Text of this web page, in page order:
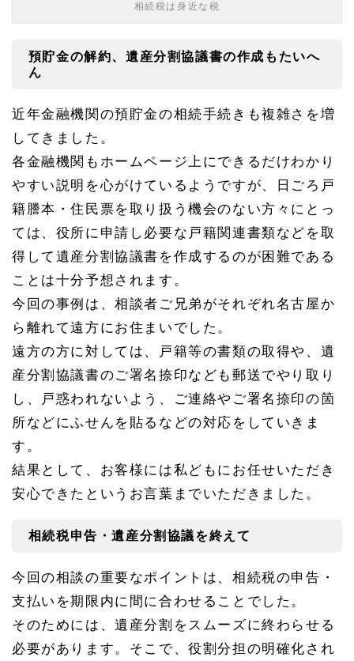
案内
（名
区・
緑
区）
1.
3.
1
千種
区の
のご
相談
は千
種・
オフ
ィス
へ
1.
3.
緑
区の
のご
は緑
オフ
へ
1.
3.
3
屋駅
相続税は身近な税
預貯金の解約、遺産分割協議書の作成もたいへ
ん
近年金融機関の預貯金の相続手続きも複雑さを増
してきました。
各金融機関もホームページ上にできるだけわかり
やすい説明を心がけているようですが、日ごろ戸
籍謄本・住民票を取り扱う機会のない方々にとっ
ては、役所に申請し必要な戸籍関連書類などを取
得して遺産分割協議書を作成するのが困難である
ことは十分予想されます。
今回の事例は、相談者ご兄弟がそれぞれ名古屋か
ら離れて遠方にお住まいでした。
遠方の方に対しては、戸籍等の書類の取得や、遺
産分割協議書のご署名捺印なども郵送でやり取り
し、戸惑われないよう、ご連絡やご署名捺印の箇
所などにふせんを貼るなどの対応をしていきま
す。
結果として、お客様には私どもにお任せいただき
安心できたというお言葉までいただきました。
相続税申告・遺産分割協議を終えて
今回の相談の重要なポイントは、相続税の申告・
支払いを期限内に間に合わせることでした。
そのためには、遺産分割をスムーズに終わらせる
必要があります。そこで、役割分担の明確化され